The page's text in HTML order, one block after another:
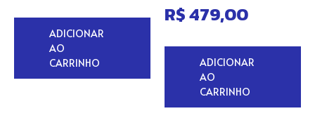
ADICIONAR
AO
CARRINHO
R$479,00
ADICIONAR
AO
CARRINHO